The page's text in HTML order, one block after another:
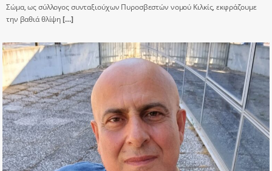
Σώμα, ως σύλλογος συνταξιούχων Πυροσβεστών νομού Κιλκίς, εκφράζουμε
την βαθιά θλίψη[…]